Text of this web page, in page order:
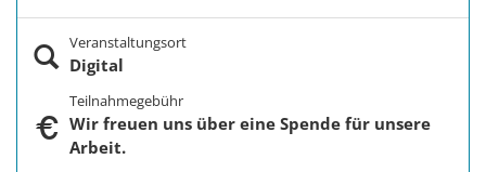
Veranstaltungsort
Digital
Teilnahmegebühr
Wir freuen uns über eine Spende für unsere
Arbeit.